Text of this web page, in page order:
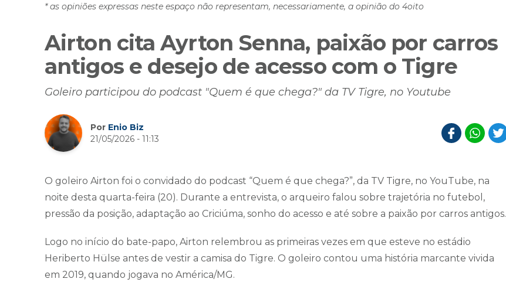
* as opiniões expressas neste espaço não representam, necessariamente, a opinião do 4oito
Airton cita Ayrton Senna, paixão por carros
antigos e desejo de acesso com o Tigre
Goleiro participou do podcast "Quem é que chega?" da TV Tigre, no Youtube
Por Enio Biz
21/05/2026 - 11:13
O goleiro Airton foi o convidado do podcast “Quem é que chega?”, da TV Tigre, no YouTube, na
noite desta quarta-feira (20). Durante a entrevista, o arqueiro falou sobre trajetória no futebol,
pressão da posição, adaptação ao Criciúma, sonho do acesso e até sobre a paixão por carros antigos.
Logo no início do bate-papo, Airton relembrou as primeiras vezes em que esteve no estádio
Heriberto Hülse antes de vestir a camisa do Tigre. O goleiro contou uma história marcante vivida
em 2019, quando jogava no América/MG.